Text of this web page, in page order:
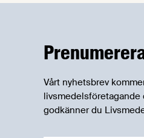
covid-19,
Vårt nyhetsbrev
livsmedelsföretagande
godkänner du